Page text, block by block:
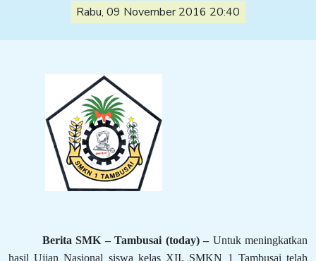
Rabu, 09 November 2016 20:40
Berita SMK – Tambusai (today) –Untuk meningkatkan
hasil Ujian Nasional siswa kelas XII, SMKN 1 Tambusai telah